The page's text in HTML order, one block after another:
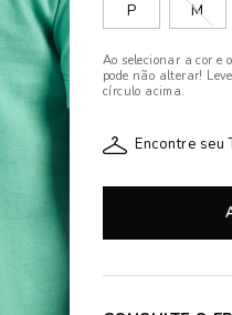
P
M
Ao selecionar a cor e
pode não alterar!
círculo acima.
Encontre seu